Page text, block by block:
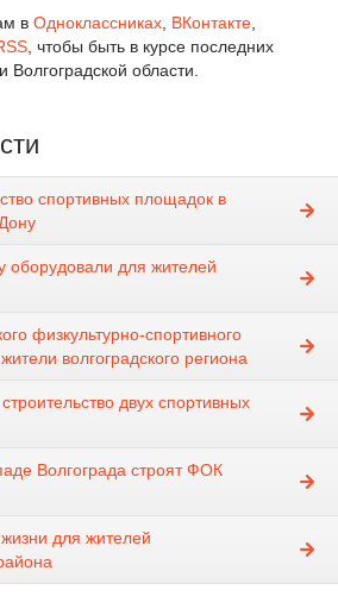
в Одноклассниках ВКонтакте
, чтобы быть в курсе последних
Волгоградской области.
спортивных площадок в
оборудовали для жителей
физкультурно-спортивного
волгоградского региона
двух спортивных
Волгограда строят ФОК
для жителей